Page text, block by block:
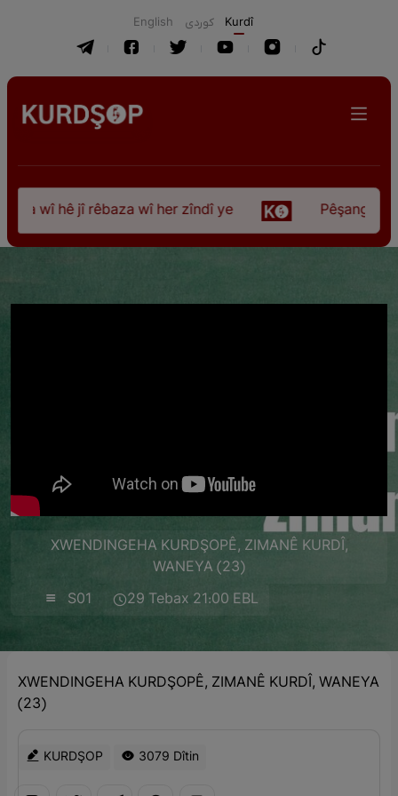
English كوردی Kurdî
wî hê jî rêbaza wî her zîndî ye Pêşangeha
XWENDINGEHA KURDŞOPÊ, ZIMANÊ KURDÎ,
WANEYA (23)
S01
29 Tebax 21:00 EBL
XWENDINGEHA KURDŞOPÊ, ZIMANÊ KURDÎ, WANEYA
(23)
KURDŞOP 3079 Dîtin